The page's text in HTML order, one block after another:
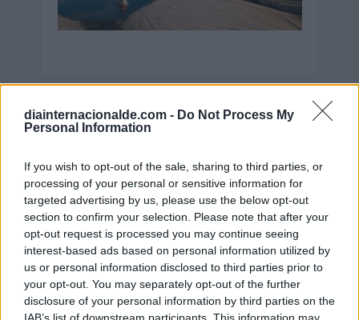
diainternacionalde.com - Do Not Process My
Personal Information
If you wish to opt-out of the sale, sharing to third parties, or
processing of your personal or sensitive information for
targeted advertising by us, please use the below opt-out
section to confirm your selection. Please note that after your
opt-out request is processed you may continue seeing
interest-based ads based on personal information utilized by
us or personal information disclosed to third parties prior to
your opt-out. You may separately opt-out of the further
disclosure of your personal information by third parties on the
IAB’s list of downstream participants. This information may
Secciones destacadas
Noticias y actualidad sobre Días
Internacionales
Onomástica. Todos los santos
Semanas Internacionales
Años Internacionales
Qué se celebra el día de mi cumpleaños